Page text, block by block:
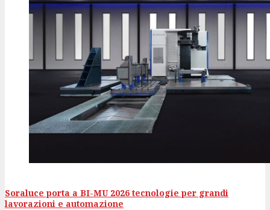
Soraluce porta a BI-MU 2026 tecnologie per grandi
lavorazioni e automazione